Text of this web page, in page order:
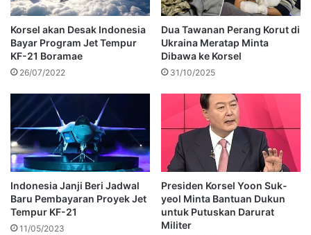
Korsel akan Desak Indonesia
Bayar Program Jet Tempur
KF-21 Boramae
26/07/2022
Dua Tawanan Perang Korut di
Ukraina Meratap Minta
Dibawa ke Korsel
31/10/2025
Indonesia Janji Beri Jadwal
Baru Pembayaran Proyek Jet
Tempur KF-21
11/05/2023
Presiden Korsel Yoon Suk-
yeol Minta Bantuan Dukun
untuk Putuskan Darurat
Militer